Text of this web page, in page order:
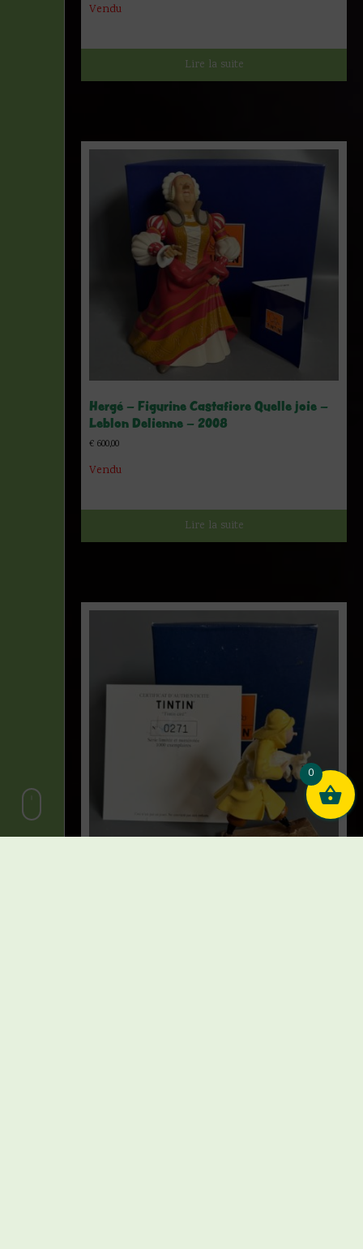
Vendu
Lire la suite
Hergé – Figurine Castafiore Quelle joie –
Leblon Delienne – 2008
€ 600,00
Vendu
Lire la suite
0